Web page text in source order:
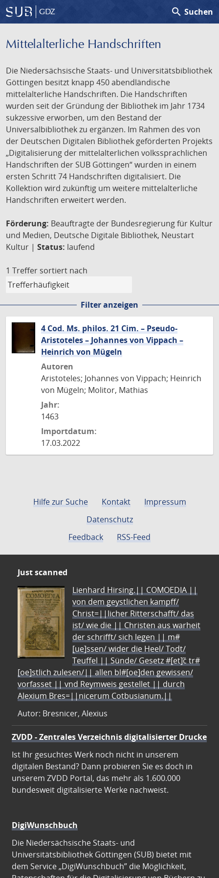
GDZ search Suchen
Mittelalterliche Handschriften
Die Niedersächsische Staats- und Universitätsbibliothek
Göttingen besitzt knapp 450 abendländische
mittelalterliche Handschriften. Die Handschriften
wurden seit der Gründung der Bibliothek im Jahr 1734
sukzessive erworben, um den Bestand der
Universalbibliothek zu ergänzen. Im Rahmen des von
der Deutschen Digitalen Bibliothek geförderten Projekts
„Digitalisierung der mittelalterlichen volkssprachlichen
Handschriften der SUB Göttingen“ wurden in einem
ersten Schritt 74 Handschriften digitalisiert. Die
Kollektion wird zukünftig um weitere mittelalterliche
Handschriften erweitert werden.
Förderung: Beauftragte der Bundesregierung für Kultur
und Medien, Deutsche Digitale Bibliothek, Neustart
Kultur | Status: laufend
1 Treffer sortiert nach
Filter anzeigen
4 Cod. Ms. philos. 21 Cim. – Pseudo-
Aristoteles – Johannes von Vippach –
Heinrich von Mügeln
Autoren
Aristoteles; Johannes von Vippach; Heinrich
von Mügeln; Molitor, Mathias
Jahr:
1463
Importdatum:
17.03.2022
Hilfe zur Suche Kontakt
Impressum
Datenschutz
Feedback
RSS-Feed
Just scanned
Lienhard Hirsing.|| COMOEDIA ||
von dem geystlichen kampff/
Christ=||licher Ritterschafft/ das
ist/ wie die || Christen aus warheit
der schrifft/ sich legen || m#
[ue]ssen/ wider die Heel/ Todt/
Teuffel || Sünde/ Gesetz #[et]c̃ tr#
[oe]stlich zulesen/|| allen bl#[oe]den gewissen/
vorfasset || vnd Reymweis gestellet || durch
Alexium Bres=||nicerum Cotbusianum.||
Autor: Bresnicer, Alexius
ZVDD - Zentrales Verzeichnis digitalisierter Drucke
Ist Ihr gesuchtes Werk noch nicht in unserem
digitalen Bestand? Dann probieren Sie es doch in
unserem ZVDD Portal, das mehr als 1.600.000
bundesweit digitalisierte Werke nachweist.
DigiWunschbuch
Die Niedersächsische Staats- und
Universitätsbibliothek Göttingen (SUB) bietet mit
dem Service „DigiWunschbuch” die Möglichkeit,